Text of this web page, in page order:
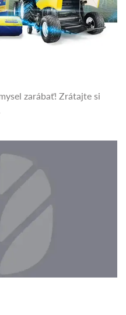
zarábať! Zrátajte si